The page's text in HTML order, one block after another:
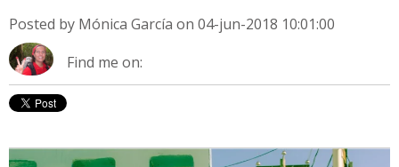
Posted by Mónica García on 04-jun-2018 10:01:00
Find me on: